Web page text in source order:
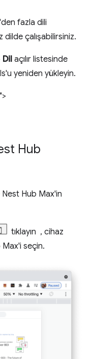
fazla dili
çalışabilirsiniz.
Dil açılır listesinde
yeniden yükleyin.
Hub
Hub Max'in
tıklayın , cihaz
seçin.